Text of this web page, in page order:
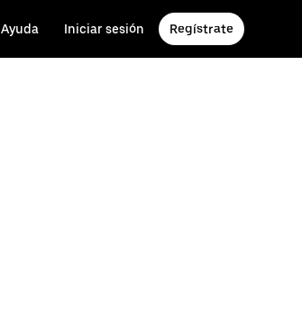
Ayuda Iniciar sesión Regístrate